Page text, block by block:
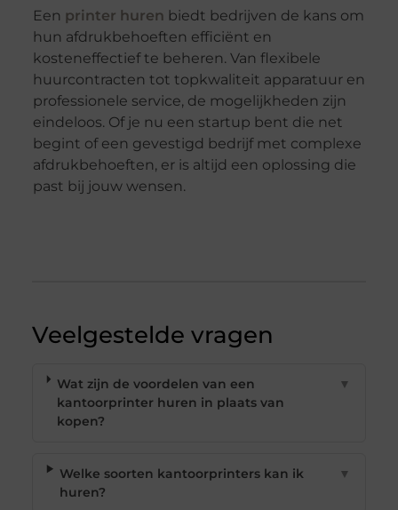
Een printer huren biedt bedrijven de kans om
hun afdrukbehoeften efficiënt en
kosteneffectief te beheren. Van flexibele
huurcontracten tot topkwaliteit apparatuur en
professionele service, de mogelijkheden zijn
eindeloos. Of je nu een startup bent die net
begint of een gevestigd bedrijf met complexe
afdrukbehoeften, er is altijd een oplossing die
past bij jouw wensen.
Veelgestelde vragen
Wat zijn de voordelen van een
kantoorprinter huren in plaats van
kopen?
▼
Welke soorten kantoorprinters kan ik
huren?
▼